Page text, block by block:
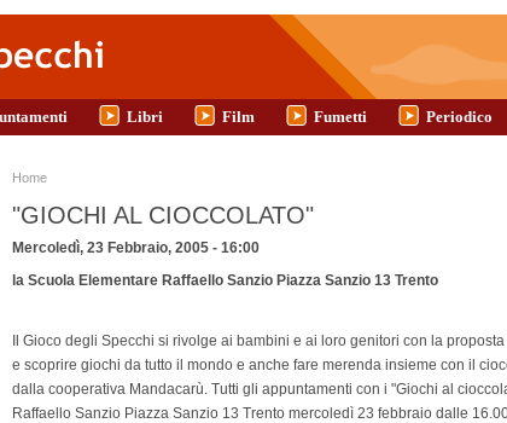
Libri Film Fumetti Periodico
Tu sei qui
Home
"GIOCHI AL CIOCCOLATO"
Mercoledì, 23 Febbraio, 2005 - 16:00
la Scuola Elementare Raffaello Sanzio Piazza Sanzio 13 Trento
Il Gioco degli Specchi si rivolge ai bambini e ai loro genitori con la
e scoprire giochi da tutto il mondo e anche fare merenda insieme con il
dalla cooperativa Mandacarù. Tutti gli appuntamenti con i "Giochi al
Raffaello Sanzio Piazza Sanzio 13 Trento mercoledì 23 febbraio dalle